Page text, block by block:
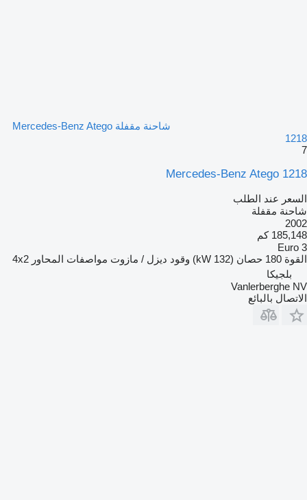
شاحنة مقفلة Mercedes-Benz Atego
1218
7
Mercedes-Benz Atego 1218
السعر عند الطلب
شاحنة مقفلة
2002
185,148 كم
Euro 3
القوة 180 حصان (132 kW) وقود ديزل / مازوت مواصفات المحاور 4x2
بلجيكا
Vanlerberghe NV
الاتصال بالبائع